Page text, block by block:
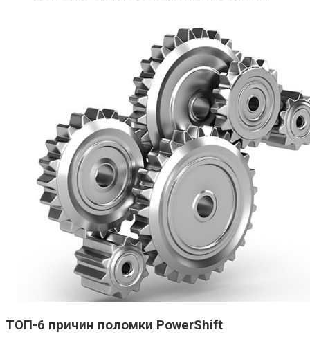
ТОП-6 причин поломки PowerShift